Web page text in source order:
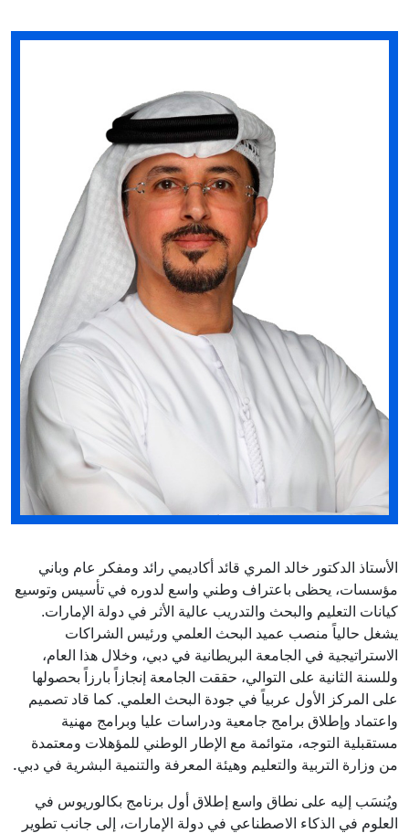
الأستاذ الدكتور خالد المري قائد أكاديمي رائد ومفكر عام وباني
مؤسسات، يحظى باعتراف وطني واسع لدوره في تأسيس وتوسيع
كيانات التعليم والبحث والتدريب عالية الأثر في دولة الإمارات.
يشغل حالياً منصب عميد البحث العلمي ورئيس الشراكات
الاستراتيجية في الجامعة البريطانية في دبي، وخلال هذا العام،
وللسنة الثانية على التوالي، حققت الجامعة إنجازاً بارزاً بحصولها
على المركز الأول عربياً في جودة البحث العلمي. كما قاد تصميم
واعتماد وإطلاق برامج جامعية ودراسات عليا وبرامج مهنية
مستقبلية التوجه، متوائمة مع الإطار الوطني للمؤهلات ومعتمدة
من وزارة التربية والتعليم وهيئة المعرفة والتنمية البشرية في دبي.
ويُنسَب إليه على نطاق واسع إطلاق أول برنامج بكالوريوس في
العلوم في الذكاء الاصطناعي في دولة الإمارات، إلى جانب تطوير